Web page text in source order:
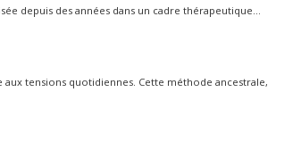
depuis des années dans un cadre thérapeutique...
tensions quotidiennes. Cette méthode ancestrale,